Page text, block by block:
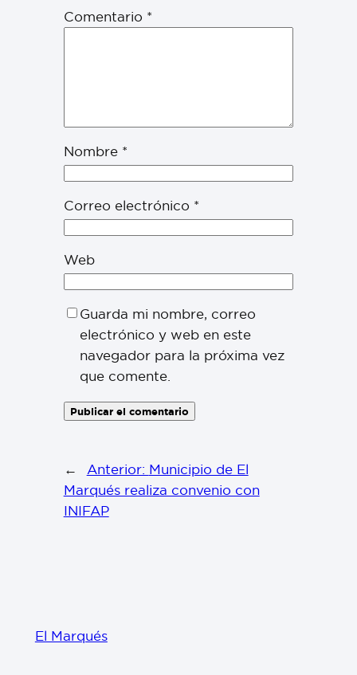
Comentario *
Nombre *
Correo electrónico *
Web
Guarda mi nombre, correo
electrónico y web en este
navegador para la próxima vez
que comente.
← Anterior: Municipio de El
Marqués realiza convenio con
INIFAP
El Marqués